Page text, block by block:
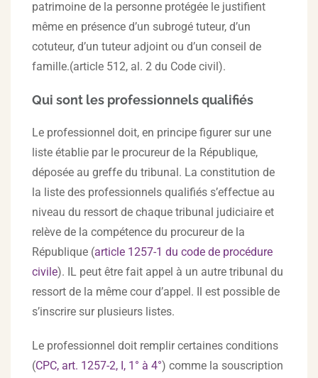
patrimoine de la personne protégée le justifient
même en présence d’un subrogé tuteur, d’un
cotuteur, d’un tuteur adjoint ou d’un conseil de
famille.(article 512, al. 2 du Code civil).
Qui sont les professionnels qualifiés
Le professionnel doit, en principe figurer sur une
liste établie par le procureur de la République,
déposée au greffe du tribunal. La constitution de
la liste des professionnels qualifiés s’effectue au
niveau du ressort de chaque tribunal judiciaire et
relève de la compétence du procureur de la
République (article 1257-1 du code de procédure
civile). IL peut être fait appel à un autre tribunal du
ressort de la même cour d’appel. Il est possible de
s’inscrire sur plusieurs listes.
Le professionnel doit remplir certaines conditions
(CPC, art. 1257-2, I, 1° à 4°) comme la souscription